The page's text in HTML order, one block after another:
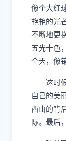
像个大红
艳艳的光
不断地更
五光十色
个天，像
这时
自己的美
西山的背
际。最后